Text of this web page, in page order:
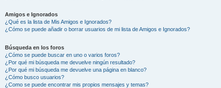
Amigos e Ignorados
¿Qué es la lista de Mis Amigos e Ignorados?
¿Cómo se puede añadir o borrar usuarios de mi lista de Amigos e Ignorados?
Búsqueda en los foros
¿Cómo se puede buscar en uno o varios foros?
¿Por qué mi búsqueda me devuelve ningún resultado?
¿Por qué mi búsqueda me devuelve una página en blanco?
¿Cómo busco usuarios?
¿Como se puede encontrar mis propios mensajes y temas?